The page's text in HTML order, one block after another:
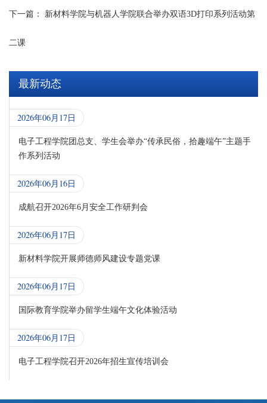
下一篇： 新材料学院与机器人学院联合举办双语3D打印系列活动第
二课
最新动态
2026年06月17日
电子工程学院团总支、学生会举办“传承民俗，拾趣端午”主题手
作系列活动
2026年06月16日
成航召开2026年6月安全工作研判会
2026年06月17日
新材料学院开展师德师风建设专题党课
2026年06月17日
国际教育学院举办留学生端午文化体验活动
2026年06月17日
电子工程学院召开2026年招生宣传培训会